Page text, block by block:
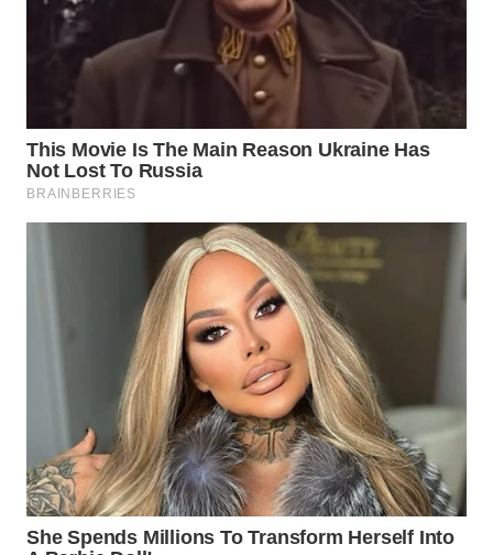
SUMEDANG
WN
KEPULAUAN
CIREBON
WN
INDRAMAYU